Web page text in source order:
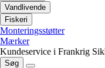
Vandlivende
Fiskeri
Monteringsstøtter
Mærker
Kundeservice i Frankrig
Søg